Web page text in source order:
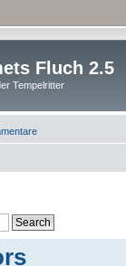
Fluch 2.5
Tempelritter